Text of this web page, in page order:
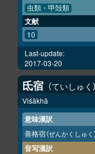
虫類・甲殻類
文献
10
Last-update:
2017-03-20
氐宿 ていしゅく
Viśākhā
意味漢訳
善格宿（ぜんかくしゅく
音写漢訳